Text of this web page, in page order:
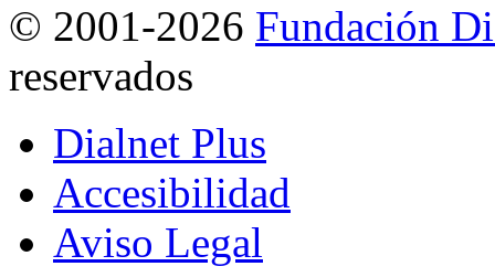
© 2001-2026 Fundación
reservados
Dialnet Plus
Accesibilidad
Aviso Legal